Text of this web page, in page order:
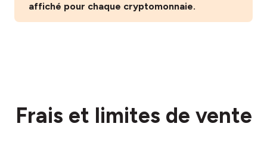
affiché pour chaque cryptomonnaie.
Frais et limites de vente